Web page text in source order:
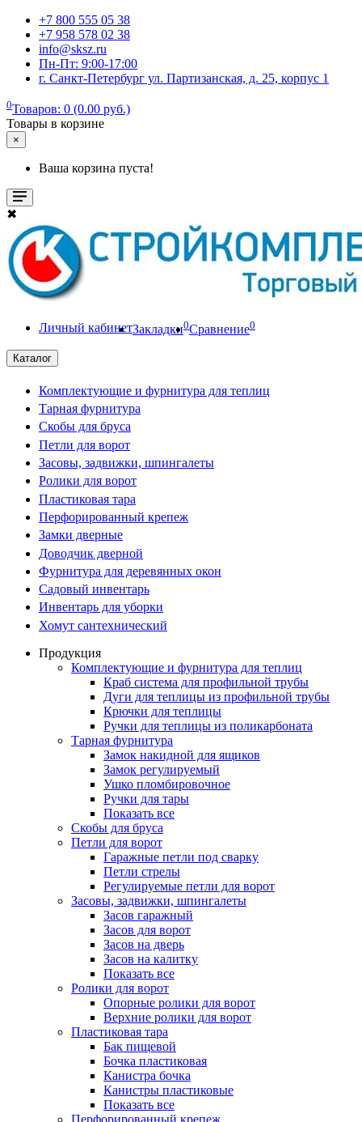
+7 800 555 05 38
+7 958 578 02 38
info@sksz.ru
Пн-Пт: 9:00-17:00
г. Санкт-Петербург ул. Партизанская, д. 25, корпус 1
0Товаров: 0 (0.00 руб.)
Товары в корзине
×
Ваша корзина пуста!
✖
Личный кабинетЗакладки0Сравнение0
Каталог
Комплектующие и фурнитура для теплиц
Тарная фурнитура
Скобы для бруса
Петли для ворот
Засовы, задвижки, шпингалеты
Ролики для ворот
Пластиковая тара
Перфорированный крепеж
Замки дверные
Доводчик дверной
Фурнитура для деревянных окон
Садовый инвентарь
Инвентарь для уборки
Хомут сантехнический
Продукция
Комплектующие и фурнитура для теплиц
Краб система для профильной трубы
Дуги для теплицы из профильной трубы
Крючки для теплицы
Ручки для теплицы из поликарбоната
Тарная фурнитура
Замок накидной для ящиков
Замок регулируемый
Ушко пломбировочное
Ручки для тары
Показать все
Скобы для бруса
Петли для ворот
Гаражные петли под сварку
Петли стрелы
Регулируемые петли для ворот
Засовы, задвижки, шпингалеты
Засов гаражный
Засов для ворот
Засов на дверь
Засов на калитку
Показать все
Ролики для ворот
Опорные ролики для ворот
Верхние ролики для ворот
Пластиковая тара
Бак пищевой
Бочка пластиковая
Канистра бочка
Канистры пластиковые
Показать все
Перфорированный крепеж